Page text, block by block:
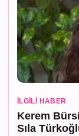
İLGILI HABER
Kerem
Sıla